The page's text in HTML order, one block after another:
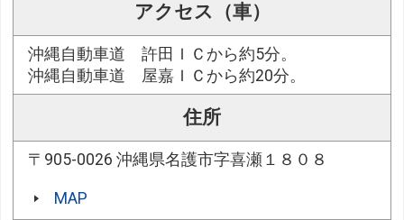
アクセス（車）
沖縄自動車道 許田ＩＣから約5分。
沖縄自動車道 屋嘉ＩＣから約20分。
住所
〒905-0026 沖縄県名護市字喜瀬１８０８
MAP